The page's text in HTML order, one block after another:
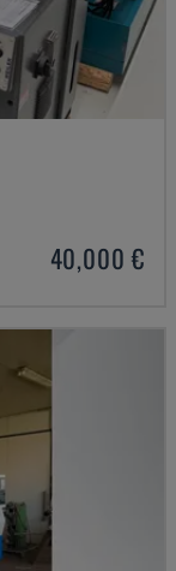
40,000 €